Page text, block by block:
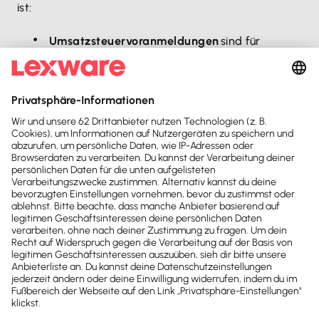
ist:
Umsatzsteuervoranmeldungensind für
Kleinunternehmer
Kleingewerbetreibender
Nettopreis und Vorsteuerbetrag
unterscheiden.
Die Umsatzsteuersätze von 19 % und 7 %
spielen für dich keine Rolle, weil du von
derUmsatzsteuerpflicht befreitbist.
Seit 2024müssen Kleinunternehmer nach § 19 UStG
keineUmsatzsteuererklärungmehr abgeben. Diese
Vereinfachungsregel kam durch das
Wachstumschancengesetz zustande. Welche